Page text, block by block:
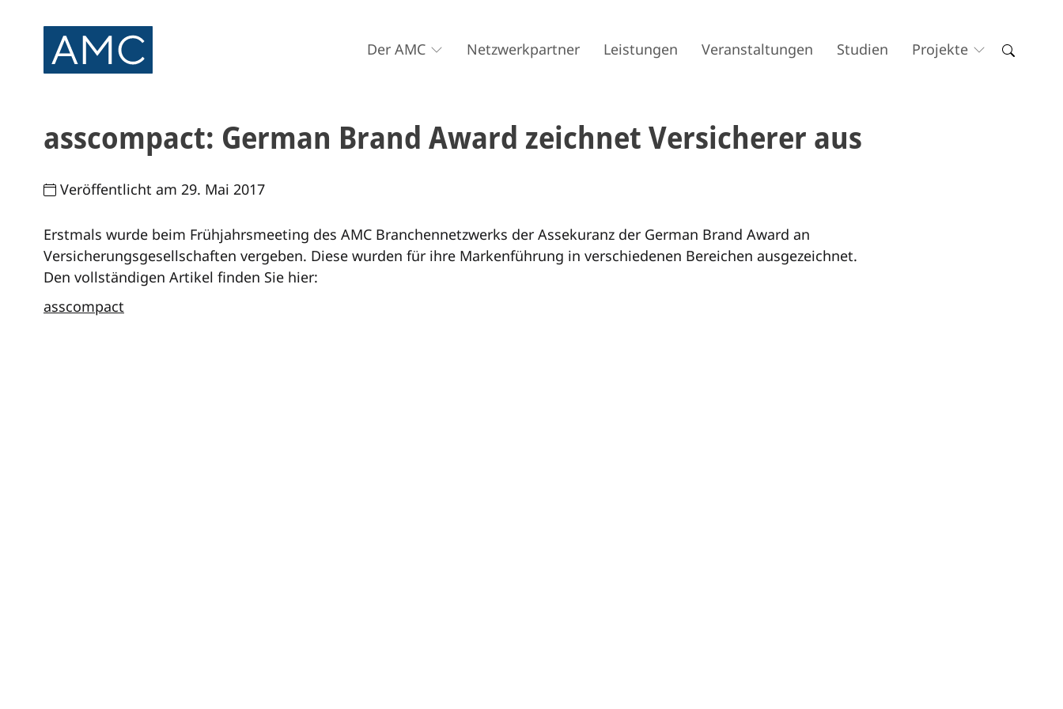
Der AMC Netzwerkpartner Leistungen Veranstaltungen Studien Projekte
asscompact: German Brand Award zeichnet Versicherer aus
Veröffentlicht am 29. Mai 2017
Erstmals wurde beim Frühjahrsmeeting des AMC Branchennetzwerks der Assekuranz der German Brand Award an
Versicherungsgesellschaften vergeben. Diese wurden für ihre Markenführung in verschiedenen Bereichen ausgezeichnet.
Den vollständigen Artikel finden Sie hier:
asscompact